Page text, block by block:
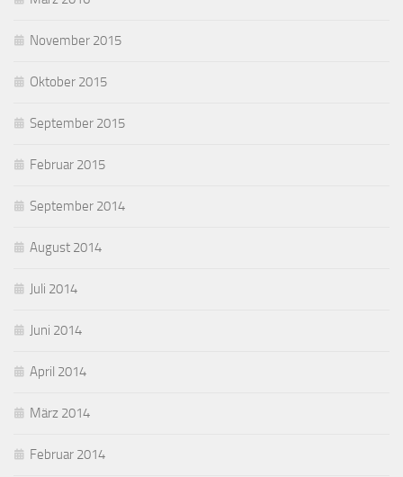
November 2015
Oktober 2015
September 2015
Februar 2015
September 2014
August 2014
Juli 2014
Juni 2014
April 2014
März 2014
Februar 2014